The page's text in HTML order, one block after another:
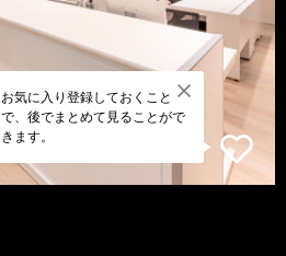
お気に入り登録しておくこと
で、後でまとめて見ることがで
きます。